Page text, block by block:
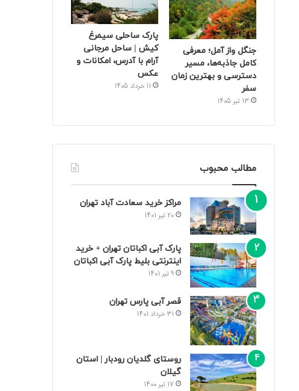
جنگل واز آمل؛ معرفی
کامل جاذبه‌ها، مسیر
دسترسی و بهترین زمان
سفر
13 تیر 1405
پارک ساحلی سیمرغ
کیش | ساحل مرجانی
آرام با آدرس، امکانات و
عکس
11 خرداد 1405
مطالب محبوب
مراکز خرید سعادت‌ آباد تهران
20 تیر 1401
پارک آبی اکباتان تهران + خرید
اینترنتی بلیط پارک آبی اکباتان
9 تیر 1401
قصر آبی پارس تهران
31 خرداد 1401
روستای گلدیان رودبار | استان
گیلان
17 تیر 1400